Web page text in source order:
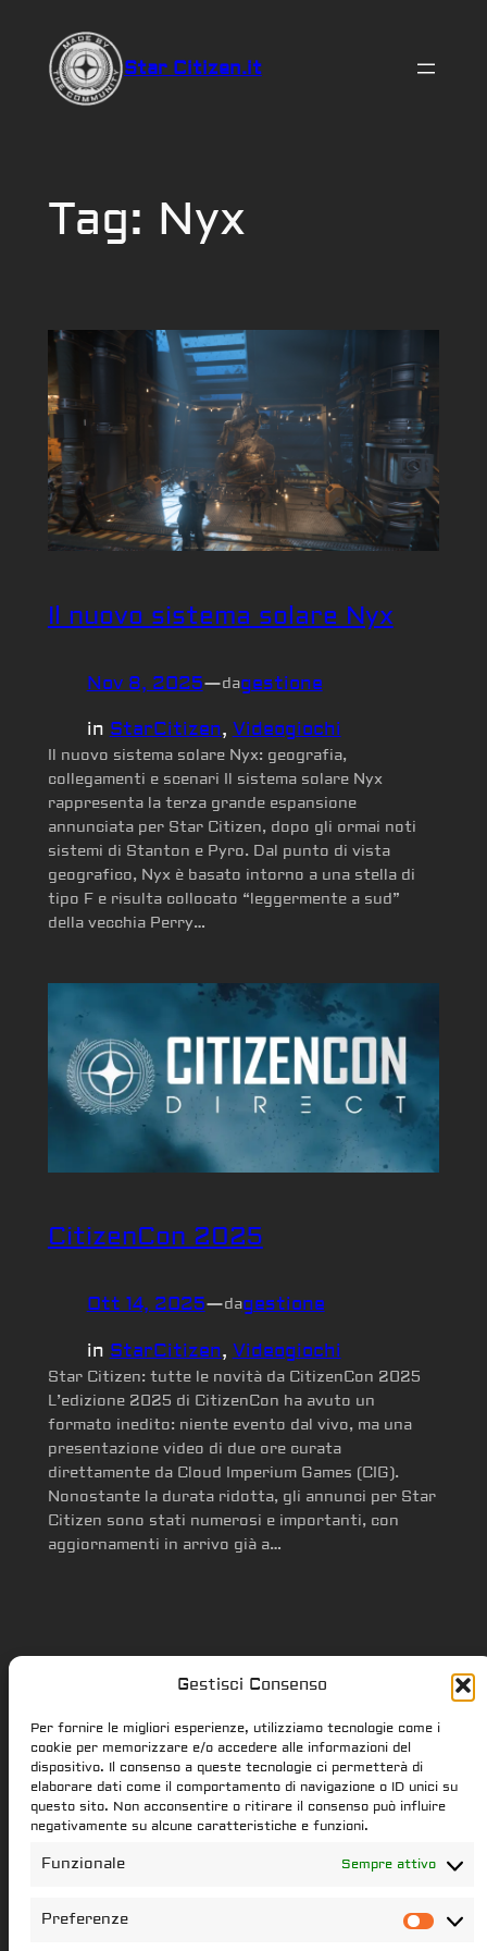
Gestisci Consenso
Per fornire le migliori esperienze, utilizziamo tecnologie come i
cookie per memorizzare e/o accedere alle informazioni del
dispositivo. Il consenso a queste tecnologie ci permetterà di
elaborare dati come il comportamento di navigazione o ID unici su
questo sito. Non acconsentire o ritirare il consenso può influire
negativamente su alcune caratteristiche e funzioni.
Funzionale Sempre attivo
Preferenze
contenuto
Star Citizen.it
Tag: Nyx
Il nuovo sistema solare Nyx
Nov 8, 2025—dagestione
in StarCitizen, Videogiochi
Il nuovo sistema solare Nyx: geografia,
collegamenti e scenari Il sistema solare Nyx
rappresenta la terza grande espansione
annunciata per Star Citizen, dopo gli ormai noti
sistemi di Stanton e Pyro. Dal punto di vista
geografico, Nyx è basato intorno a una stella di
tipo F e risulta collocato “leggermente a sud”
della vecchia Perry…
CitizenCon 2025
Ott 14, 2025—dagestione
in StarCitizen, Videogiochi
Star Citizen: tutte le novità da CitizenCon 2025
L’edizione 2025 di CitizenCon ha avuto un
formato inedito: niente evento dal vivo, ma una
presentazione video di due ore curata
direttamente da Cloud Imperium Games (CIG).
Nonostante la durata ridotta, gli annunci per Star
Citizen sono stati numerosi e importanti, con
aggiornamenti in arrivo già a…
Star Citizen.it
star-citizen.it is a Star Citizen fan
website. Star Citizen and Squadron42
trademarks are the properties of the